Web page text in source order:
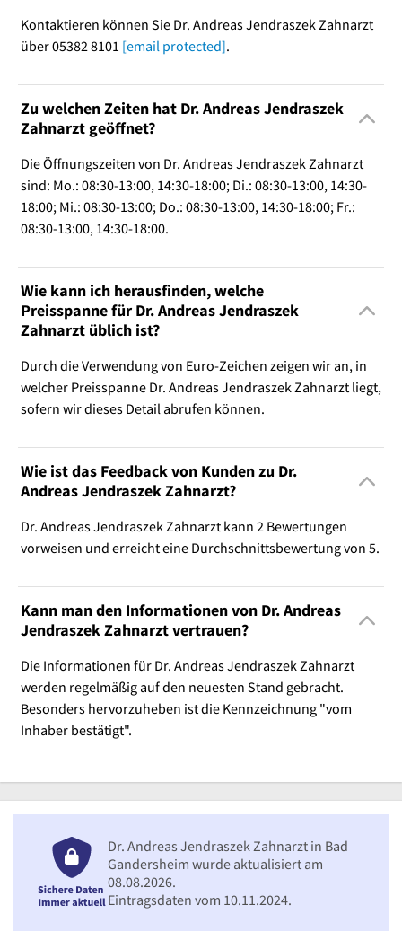
Kontaktieren können Sie Dr. Andreas Jendraszek Zahnarzt
über 05382 8101 [email protected].
Zu welchen Zeiten hat Dr. Andreas Jendraszek
Zahnarzt geöffnet?
Die Öffnungszeiten von Dr. Andreas Jendraszek Zahnarzt
sind: Mo.: 08:30-13:00, 14:30-18:00; Di.: 08:30-13:00, 14:30-
18:00; Mi.: 08:30-13:00; Do.: 08:30-13:00, 14:30-18:00; Fr.:
08:30-13:00, 14:30-18:00.
Wie kann ich herausfinden, welche
Preisspanne für Dr. Andreas Jendraszek
Zahnarzt üblich ist?
Durch die Verwendung von Euro-Zeichen zeigen wir an, in
welcher Preisspanne Dr. Andreas Jendraszek Zahnarzt liegt,
sofern wir dieses Detail abrufen können.
Wie ist das Feedback von Kunden zu Dr.
Andreas Jendraszek Zahnarzt?
Dr. Andreas Jendraszek Zahnarzt kann 2 Bewertungen
vorweisen und erreicht eine Durchschnittsbewertung von 5.
Kann man den Informationen von Dr. Andreas
Jendraszek Zahnarzt vertrauen?
Die Informationen für Dr. Andreas Jendraszek Zahnarzt
werden regelmäßig auf den neuesten Stand gebracht.
Besonders hervorzuheben ist die Kennzeichnung "vom
Inhaber bestätigt".
Dr. Andreas Jendraszek Zahnarzt in Bad
Gandersheim wurde aktualisiert am
08.08.2026.
Eintragsdaten vom 10.11.2024.